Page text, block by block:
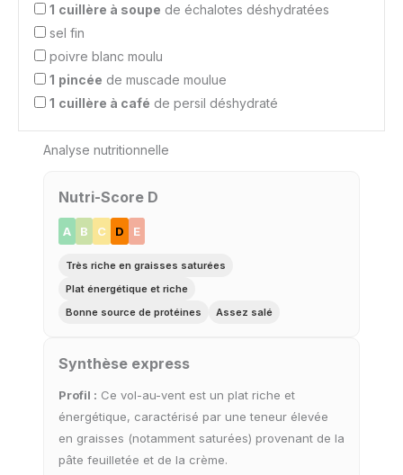
1 cuillère à soupe de échalotes déshydratées
sel fin
poivre blanc moulu
1 pincée de muscade moulue
1 cuillère à café de persil déshydraté
Analyse nutritionnelle
Nutri-Score D
A B C D E
Très riche en graisses saturées
Plat énergétique et riche
Bonne source de protéines
Assez salé
Synthèse express
Profil : Ce vol-au-vent est un plat riche et
énergétique, caractérisé par une teneur élevée
en graisses (notamment saturées) provenant de la
pâte feuilletée et de la crème.